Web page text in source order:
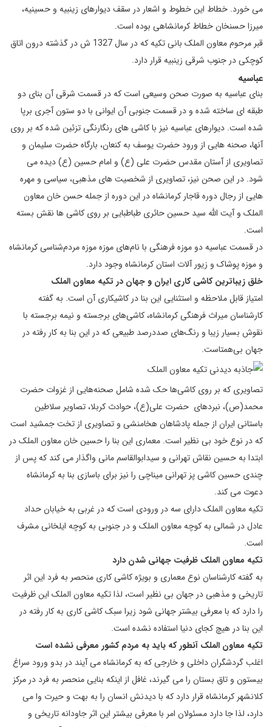
می خورد. خطاط این خطوط و اشعار در سقف دیوارهای زینبیه و حسینیه،
میرزا حسنخان خطاط کرمانشاهی بوده است.
قبر مرحوم معاون الملک بانی تکیه که در سال 1327 ش در گذشته درون اتاق
کوچکی در جنوب شرقی زینبیه قرار دارد.
عباسیه
بنای عباسیه به صورت صحن وسیعی است که در قسمت شرقی آن بنای دو
طبقه ای ساخته شده و در قسمت جنوبی آن ایوانی با دو ستون آجری برپا
شده است. دیوارهای عباسیه نیز با کاشی های رنگارنگی تزئین شده که بر روی
آنها، صحنه هایی از ورود حضرت یوسف به کنعان، بارگاه حضرت سلیمان و
تصاویری از آستان مقدس حضرت علی (ع) و امام حسین (ع) دیده می
شود. در این صحن نیز، تصاویری از شخصیت های مذهبی، ‌سیاسی و مهره
هایی از رجال دوره قاجار کرمانشاه در این دوره از جمله حسن خان معاون
الملک و آیت الله سید حسین حائری طباطبایی بر روی کاشی ها نقش بسته
است.
در قسمت عباسیه دو موزه فرهنگی با نام‌های موزه موزه مردم‌شناسی کرمانشاه
و موزه پوشاک و زیور آلات استان کرمانشاه وجود دارد.
خلق زیباترین کاشی کاری ایران و جهان در تکیه معاون الملک
امتیاز قابل ملاحظه و استثنایی این بنا در کاشیکاری آن است. به گفته
کارشناسان میراث فرهنگی کرمانشاه، کاشی‌های برجسته و نیمه برجسته با
نقوش بسیار زیبا و رنگ‌های صددرصد طبیعی که در این بنا به کار رفته در
جهان بی‌همتاست.
تصاویری که بر روی کاشی‌ها حک شده شامل صحنه‌هایی از غزوات حضرت
محمد(ص)، نبردهای حضرت علی(ع)، حوادث کربلا، تصاویر سلاطین
باستانی ایران از جمله پادشاهان هخامنشی و تصاویری از تخت جمشید است
که در نوع خود بی نظیر است. معماری این بنا را حسین خان معاون الملک در
ابتدا به حسین نقاش تهرانی و سیدابوالقاسم مانی واگذار می کند که پس از
چندی حسین کاشی پز تهرانی میناچی را نیز برای باسازی بنا به کرمانشاه
دعوت می کند.
تکیه معاون الملک دارای سه در ورودی است که در غربی به خیابان حداد
عادل در شمالی به کوچه معاون الملک و در جنوبی به کوچه ایلخانی مشرف
است.
تکیه معاون الملک ظرفیت جهانی شدن دارد
به گفته کارشناسان نوع معماری و بویژه کاشی کاری منحصر به فرد این اثر
تاریخی و مذهبی در جهان بی نظیر است، لذا تکیه معاون الملک این ظرفیت
را دارد که با معرفی بیشتر جهانی شود زیرا سبک کاشی کاری به کار رفته در
این بنا در هیچ کجای دنیا استفاده نشده است.
تکیه معاون الملک آنطور که باید به مردم کشور معرفی نشده است
اغلب گردشگران داخلی و خارجی که به کرمانشاه می آیند در بدو ورود سراغ
بیستون و تاق بستان را می گیرند، غافل از اینکه بنایی منحصر به فرد در مرکز
کلانشهر کرمانشاه قرار دارد که با دیدنش انسان را به بهت و حیرت وا می
دارد، لذا جا دارد مسئولان امر با معرفی بیشتر این اثر جاودانه تاریخی و